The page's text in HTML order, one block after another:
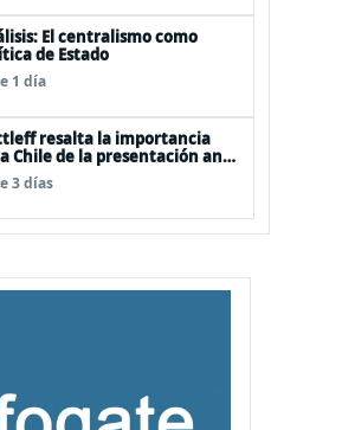
El centralismo como
de Estado
1 día
resalta la importancia
Chile de la presentación ante
de la Plataforma
Extendida del
3 días